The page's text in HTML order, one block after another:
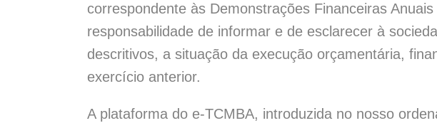
correspondente às Demonstrações Financeiras
responsabilidade de informar e de esclarecer à
descritivos, a situação da execução orçamentária,
exercício anterior.
A plataforma do e-TCMBA, introduzida no nosso